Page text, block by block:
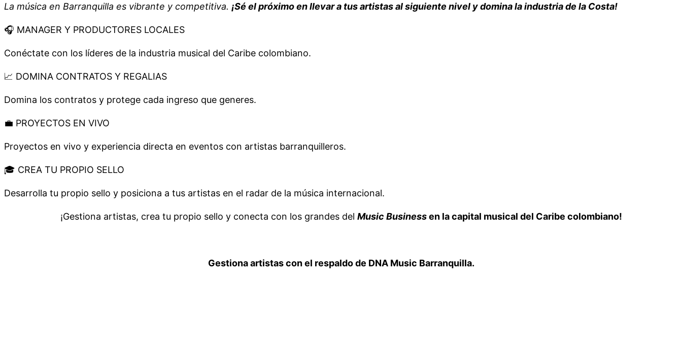
La música en Barranquilla es vibrante y competitiva. ¡Sé el próximo en llevar a tus artistas al siguiente nivel y domina la industria de la Costa!
🎧 MANAGER Y PRODUCTORES LOCALES
Conéctate con los líderes de la industria musical del Caribe colombiano.
📈 DOMINA CONTRATOS Y REGALIAS
Domina los contratos y protege cada ingreso que generes.
💼 PROYECTOS EN VIVO
Proyectos en vivo y experiencia directa en eventos con artistas barranquilleros.
🎓 CREA TU PROPIO SELLO
Desarrolla tu propio sello y posiciona a tus artistas en el radar de la música internacional.
¡Gestiona artistas, crea tu propio sello y conecta con los grandes del Music Businessen la capital musical del Caribe colombiano!
Gestiona artistas con el respaldo de DNA Music Barranquilla.